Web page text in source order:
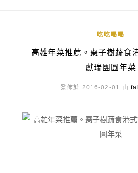
吃吃喝喝
高雄年菜推薦。棗子樹蔬食
獻瑞團圓年菜
發佈於 2016-02-01 由